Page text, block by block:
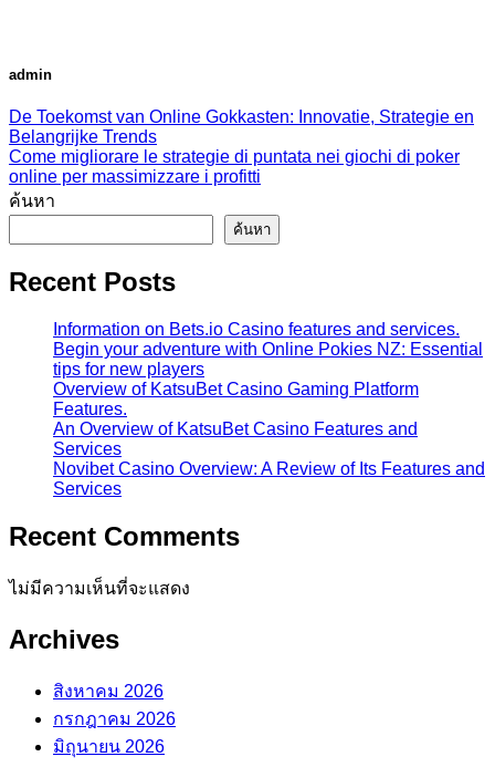
admin
De Toekomst van Online Gokkasten: Innovatie, Strategie en
Belangrijke Trends
Come migliorare le strategie di puntata nei giochi di poker
online per massimizzare i profitti
ค้นหา
ค้นหา
Recent Posts
Information on Bets.io Casino features and services.
Begin your adventure with Online Pokies NZ: Essential
tips for new players
Overview of KatsuBet Casino Gaming Platform
Features.
An Overview of KatsuBet Casino Features and
Services
Novibet Casino Overview: A Review of Its Features and
Services
Recent Comments
ไม่มีความเห็นที่จะแสดง
Archives
สิงหาคม 2026
กรกฎาคม 2026
มิถุนายน 2026